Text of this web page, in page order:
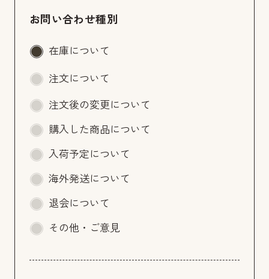
お問い合わせ種別
在庫について
注文について
注文後の変更について
購入した商品について
入荷予定について
海外発送について
退会について
その他・ご意見